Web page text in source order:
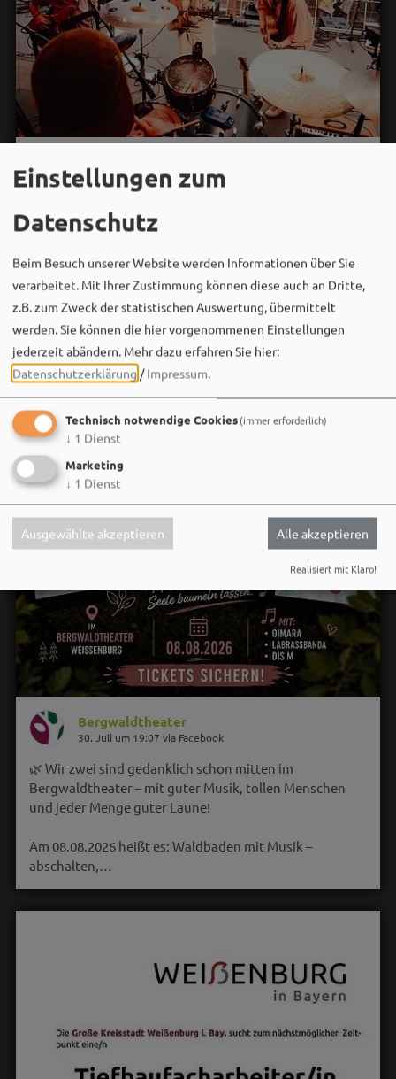
01. August um 10:08 via Facebook
DIS M live beim Waldbaden mit Musik! 🌲🎸
zur Bühne für einen unvergesslichen Sommerabend:
Gemeinsam mit Labrassbanda und Oimara sorgen…
Bergwaldtheater
30. Juli um 19:07 via Facebook
🌿 Wir zwei sind gedanklich schon mitten im
Bergwaldtheater – mit guter Musik, tollen Menschen
und jeder Menge guter Laune!
Am 08.08.2026 heißt es: Waldbaden mit Musik –
abschalten,…
Einstellungen zum
Datenschutz
Beim Besuch unserer Website werden Informationen über Sie
verarbeitet. Mit Ihrer Zustimmung können diese auch an Dritte,
z.B. zum Zweck der statistischen Auswertung, übermittelt
werden. Sie können die hier vorgenommenen Einstellungen
jederzeit abändern. Mehr dazu erfahren Sie hier:
Datenschutzerklärung /Impressum.
Technisch notwendige Cookies(immer erforderlich)
↓ 1 Dienst
Marketing
↓ 1 Dienst
Ausgewählte akzeptieren Alle akzeptieren
Realisiert mit Klaro!